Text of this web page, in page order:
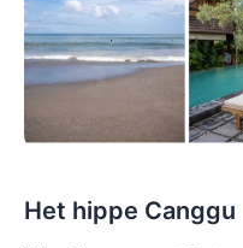
Het hippe Canggu